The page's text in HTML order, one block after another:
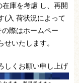
庫を考慮 し、再開
(入 荷状況によって
際はホームペー
いたします。
しくお願い申し上げ